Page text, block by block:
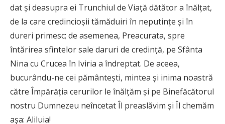
dat și deasupra ei Trunchiul de Viață dătător a înălțat,
de la care credincioșii tămăduiri în neputințe și în
dureri primesc; de asemenea, Preacurata, spre
întărirea sfintelor sale daruri de credință, pe Sfânta
Nina cu Crucea în Iviria a îndreptat. De aceea,
bucurându-ne cei pământești, mintea și inima noastră
către Împărăția cerurilor le înălțăm și pe Binefăcătorul
nostru Dumnezeu neîncetat Îl preaslăvim și Îl chemăm
așa: Aliluia!